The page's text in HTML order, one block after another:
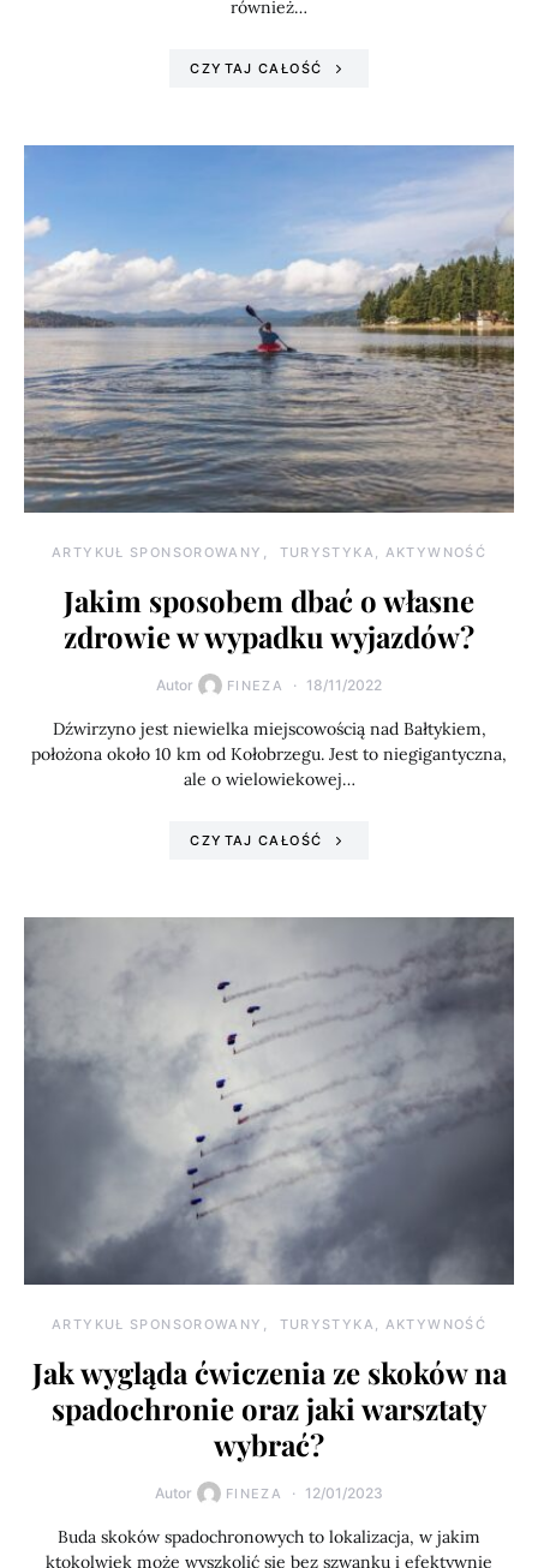
również…
CZYTAJ CAŁOŚĆ
ARTYKUŁ SPONSOROWANY TURYSTYKA, AKTYWNOŚĆ
Jakim sposobem dbać o własne
zdrowie w wypadku wyjazdów?
Autor FINEZA 18/11/2022
Dźwirzyno jest niewielka miejscowością nad Bałtykiem,
położona około 10 km od Kołobrzegu. Jest to niegigantyczna,
ale o wielowiekowej…
CZYTAJ CAŁOŚĆ
ARTYKUŁ SPONSOROWANY TURYSTYKA, AKTYWNOŚĆ
Jak wygląda ćwiczenia ze skoków na
spadochronie oraz jaki warsztaty
wybrać?
Autor FINEZA 12/01/2023
Buda skoków spadochronowych to lokalizacja, w jakim
ktokolwiek może wyszkolić się bez szwanku i efektywnie